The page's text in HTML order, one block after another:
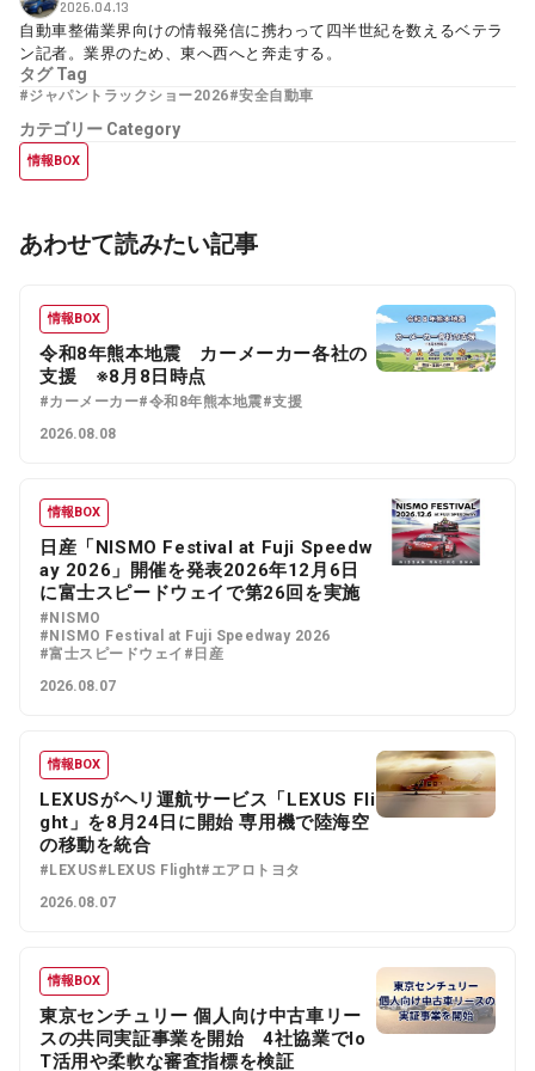
2026.04.13
自動車整備業界向けの情報発信に携わって四半世紀を数えるベテラ
ン記者。業界のため、東へ西へと奔走する。
タグTag
#ジャパントラックショー2026#安全自動車
カテゴリー Category
情報BOX
あわせて読みたい記事
情報BOX
令和8年熊本地震 カーメーカー各社の
支援 ※8月8日時点
#カーメーカー#令和8年熊本地震#支援
2026.08.08
情報BOX
日産「NISMO Festival at Fuji Speedw
ay 2026」開催を発表2026年12月6日
に富士スピードウェイで第26回を実施
#NISMO
#NISMO Festival at Fuji Speedway 2026
#富士スピードウェイ #日産
2026.08.07
情報BOX
LEXUSがヘリ運航サービス「LEXUS Fli
ght」を8月24日に開始 専用機で陸海空
の移動を統合
#LEXUS#LEXUS Flight#エアロトヨタ
2026.08.07
情報BOX
東京センチュリー 個人向け中古車リー
スの共同実証事業を開始 4社協業でIo
T活用や柔軟な審査指標を検証